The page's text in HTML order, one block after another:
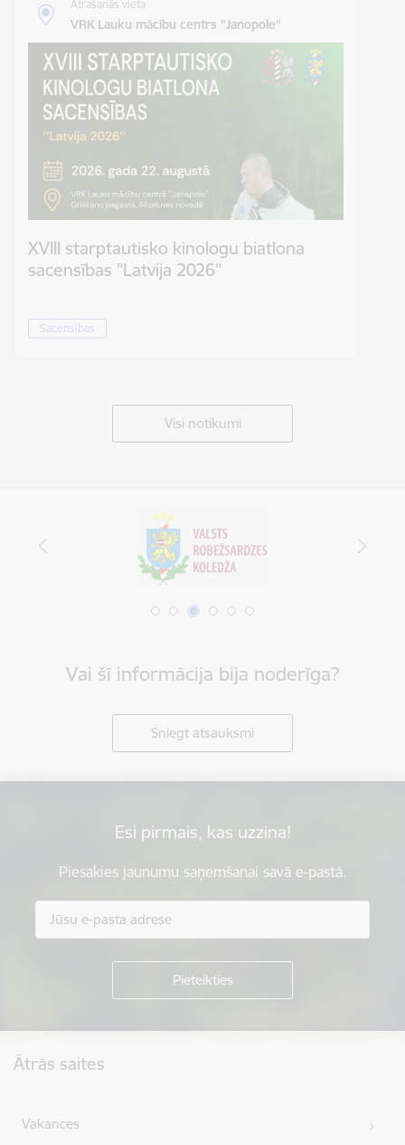
Atrašanās vieta
VRK Lauku mācību centrs "Janopole"
XVIII starptautisko kinologu biatlona
sacensības "Latvija 2026"
Sacensības
Visi notikumi
Vai šī informācija bija noderīga?
Sniegt atsauksmi
Esi pirmais, kas uzzina!
Piesakies jaunumu saņemšanai savā e-pastā.
Ātrās saites
Vakances